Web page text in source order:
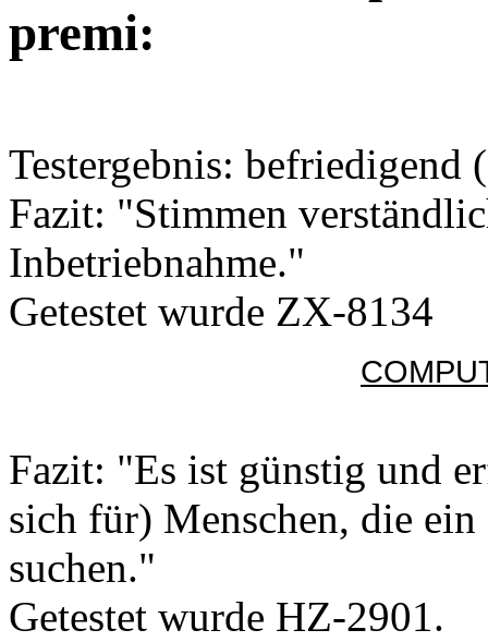
premi:
Testergebnis: befriedigend
Fazit: "Stimmen
Inbetriebnahme."
Getestet wurde ZX-8134
Fazit: "Es ist günstig und
sich für) Menschen, die
suchen."
Getestet wurde HZ-2901.